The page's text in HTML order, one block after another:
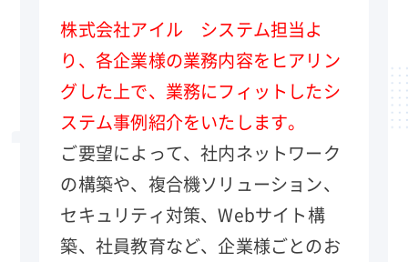
株式会社アイル システム担当よ
り、各企業様の業務内容をヒアリン
グした上で、業務にフィットしたシ
ステム事例紹介をいたします。
ご要望によって、社内ネットワーク
の構築や、複合機ソリューション、
セキュリティ対策、Webサイト構
築、社員教育など、企業様ごとのお